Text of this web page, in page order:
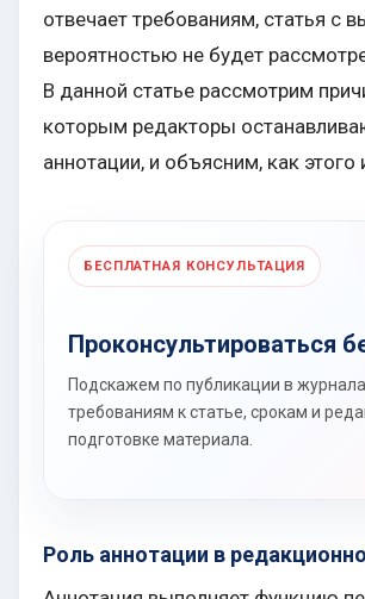
отвечает требованиям, статья с
вероятностью не будет
В данной статье рассмотрим
которым редакторы
аннотации, и объясним, как этого
БЕСПЛАТНАЯ КОНСУЛЬТАЦИЯ
Проконсультироваться
Подскажем по публикации в
требованиям к статье, срокам и
подготовке материала.
Роль аннотации в